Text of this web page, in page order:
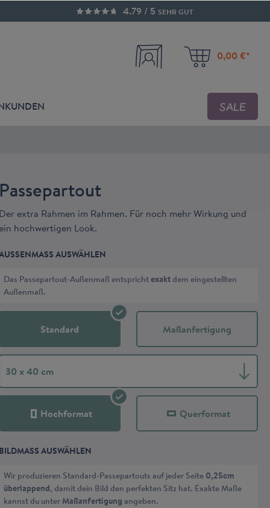
4.79 / 5 SEHR GUT
0,00 €*
SALE
Passepartout
Der extra Rahmen im Rahmen. Für noch mehr Wirkung und
ein hochwertigen Look.
AUSWÄHLEN
Das Passepartout-Außenmaß entsprichtexaktdem eingestellten
Außenmaß.
Standard Maßanfertigung
30 x 40 cm
Hochformat Querformat
BILDMASS AUSWÄHLEN
Wir produzieren Standard-Passepartouts auf jeder Seite 0,25cm
überlappend, damit dein Bild den perfekten Sitz hat. Exakte Maße
kannst du unter Maßanfertigung angeben.